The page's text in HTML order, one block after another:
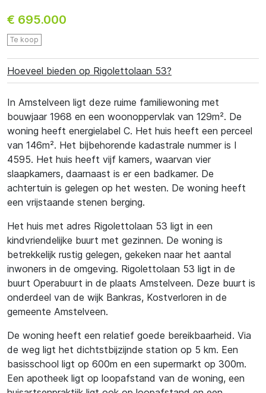
€ 695.000
Te koop
Hoeveel bieden op Rigolettolaan 53?
In Amstelveen ligt deze ruime familiewoning met
bouwjaar 1968 en een woonoppervlak van 129m². De
woning heeft energielabel C. Het huis heeft een perceel
van 146m². Het bijbehorende kadastrale nummer is I
4595. Het huis heeft vijf kamers, waarvan vier
slaapkamers, daarnaast is er een badkamer. De
achtertuin is gelegen op het westen. De woning heeft
een vrijstaande stenen berging.
Het huis met adres Rigolettolaan 53 ligt in een
kindvriendelijke buurt met gezinnen. De woning is
betrekkelijk rustig gelegen, gekeken naar het aantal
inwoners in de omgeving. Rigolettolaan 53 ligt in de
buurt Operabuurt in de plaats Amstelveen. Deze buurt is
onderdeel van de wijk Bankras, Kostverloren in de
gemeente Amstelveen.
De woning heeft een relatief goede bereikbaarheid. Via
de weg ligt het dichtstbijzijnde station op 5 km. Een
basisschool ligt op 600m en een supermarkt op 300m.
Een apotheek ligt op loopafstand van de woning, een